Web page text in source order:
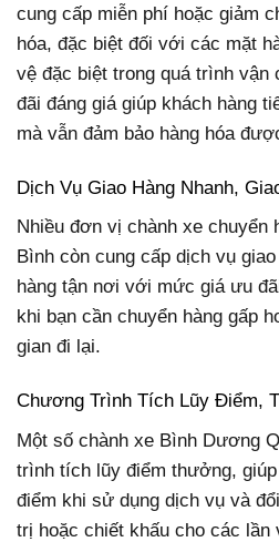
cung cấp miễn phí hoặc giảm
hóa, đặc biệt đối với các mặt
vệ đặc biệt trong quá trình
đãi đáng giá giúp khách hàng
mà vẫn đảm bảo hàng hóa
Dịch Vụ Giao Hàng Nhanh,
Nhiều đơn vị chành xe chuyển
Bình còn cung cấp dịch vụ
hàng tận nơi với mức giá ưu
khi bạn cần chuyển hàng gấp
gian đi lại.
Chương Trình Tích Lũy Điểm,
Một số chành xe Bình Dương
trình tích lũy điểm thưởng,
điểm khi sử dụng dịch vụ và
trị hoặc chiết khấu cho các